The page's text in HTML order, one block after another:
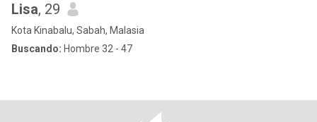
Lisa, 29
Kota Kinabalu, Sabah, Malasia
Buscando: Hombre 32 - 47